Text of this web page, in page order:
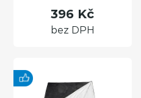
396 Kč
bez DPH